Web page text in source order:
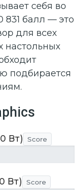
себя во
831 балл — это
для всех
настольных
подбирается
Вт) Score
Вт) Score